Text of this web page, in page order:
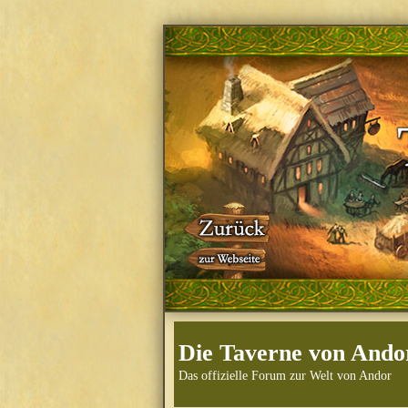
Die Taverne von
Das offizielle Forum zur Welt von Andor